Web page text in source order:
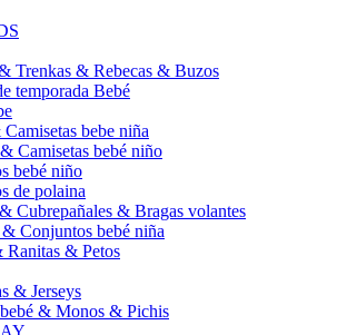
Trenkas & Rebecas & Buzos
temporada Bebé
bebe niña
Camisetas bebé niño
bebé niño
de polaina
Cubrepañales & Bragas volantes
& Conjuntos bebé niña
Ranitas & Petos
& Jerseys
& Monos & Pichis